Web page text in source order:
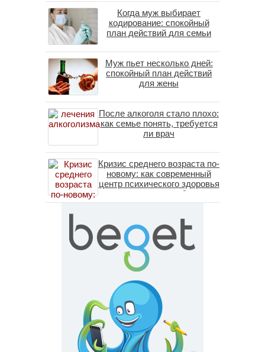
Когда муж выбирает
кодирование: спокойный
план действий для семьи
Муж пьет несколько дней:
спокойный план действий
для жены
После алкоголя стало плохо:
как семье понять, требуется
ли врач
Кризис среднего возраста по-
новому: как современный
центр психического здоровья
помогает пересобрать
личность без таблеток